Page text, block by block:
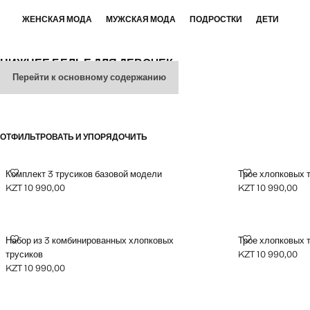
Перейти к основному содержанию
ЖЕНСКАЯ МОДА МУЖСКАЯ МОДА ПОДРОСТКИ ДЕТИ
НИЖНЕЕ БЕЛЬЕ ДЛЯ ДЕВОЧЕК
ВСЕНИЖНЕЕ БЕЛЬЁНОСКИКОЛГОТКИ
ОТФИЛЬТРОВАТЬ И УПОРЯДОЧИТЬ
Комплект 3 трусиков базовой модели
КОМПЛЕКТ 3 ТРУСИКОВ БАЗОВОЙ МОДЕЛИ
Текущая цена [KZT 10 990,00 ]
KZT 10 990,00
Трое хлопковых
ТРОЕ
Текущая цена
KZT 10 990,00
Набор из 3 комбинированных хлопковых
трусиков
НАБОР ИЗ 3 КОМБИНИРОВАННЫХ ХЛОПКОВЫХ ТРУСИКОВ
Текущая цена [KZT 10 990,00 ]
KZT 10 990,00
Трое хлопковых
ТРОЕ
Текущая цена
KZT 10 990,00